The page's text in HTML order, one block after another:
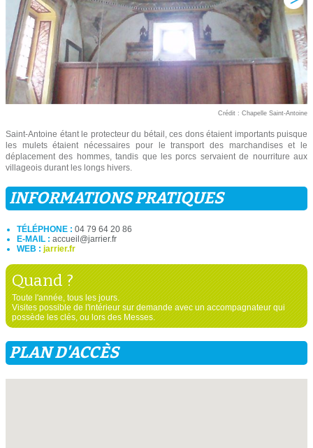
Crédit : Chapelle Saint-Antoine
Saint-Antoine étant le protecteur du bétail, ces dons étaient importants puisque
les mulets étaient nécessaires pour le transport des marchandises et le
déplacement des hommes, tandis que les porcs servaient de nourriture aux
villageois durant les longs hivers.
INFORMATIONS PRATIQUES
TÉLÉPHONE : 04 79 64 20 86
E-MAIL : accueil@jarrier.fr
WEB : jarrier.fr
Quand ?
Toute l'année, tous les jours.
Visites possible de l'intérieur sur demande avec un accompagnateur qui
possède les clés, ou lors des Messes.
PLAN D'ACCÈS